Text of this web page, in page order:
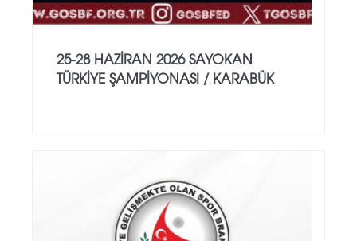
25-28 HAZİRAN 2026 SAYOKAN
TÜRKİYE ŞAMPİYONASI / KARABÜK